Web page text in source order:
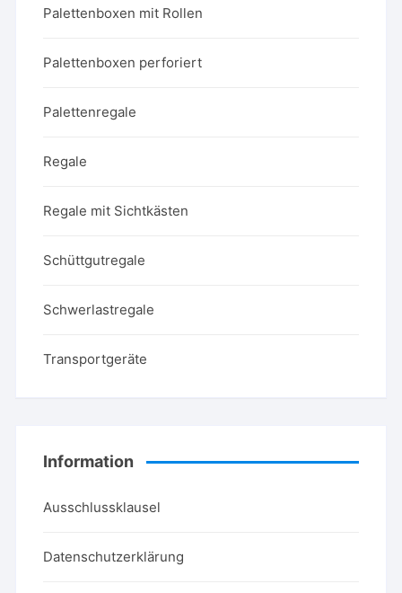
Palettenboxen mit Rollen
Palettenboxen perforiert
Palettenregale
Regale
Regale mit Sichtkästen
Schüttgutregale
Schwerlastregale
Transportgeräte
Information
Ausschlussklausel
Datenschutzerklärung